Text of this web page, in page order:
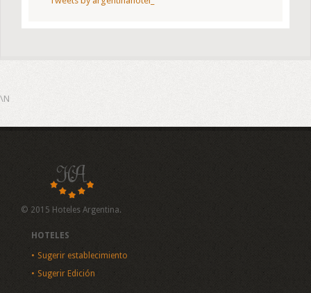
\N
© 2015 Hoteles Argentina.
HOTELES
Sugerir establecimiento
Sugerir Edición